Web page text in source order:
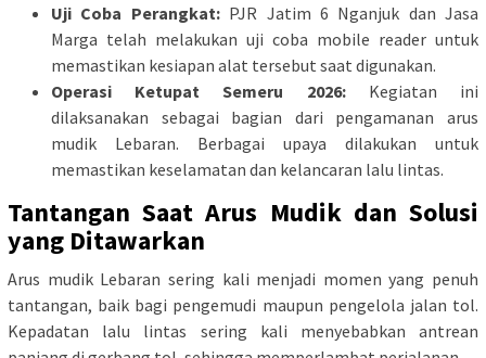
Uji Coba Perangkat:PJR Jatim 6 Nganjuk dan Jasa
Marga telah melakukan uji coba mobile reader untuk
memastikan kesiapan alat tersebut saat digunakan.
Operasi Ketupat Semeru 2026:Kegiatan ini
dilaksanakan sebagai bagian dari pengamanan arus
mudik Lebaran. Berbagai upaya dilakukan untuk
memastikan keselamatan dan kelancaran lalu lintas.
Tantangan Saat Arus Mudik dan Solusi
yang Ditawarkan
Arus mudik Lebaran sering kali menjadi momen yang penuh
tantangan, baik bagi pengemudi maupun pengelola jalan tol.
Kepadatan lalu lintas sering kali menyebabkan antrean